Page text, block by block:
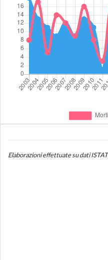
Elaborazioni effettuate su dati